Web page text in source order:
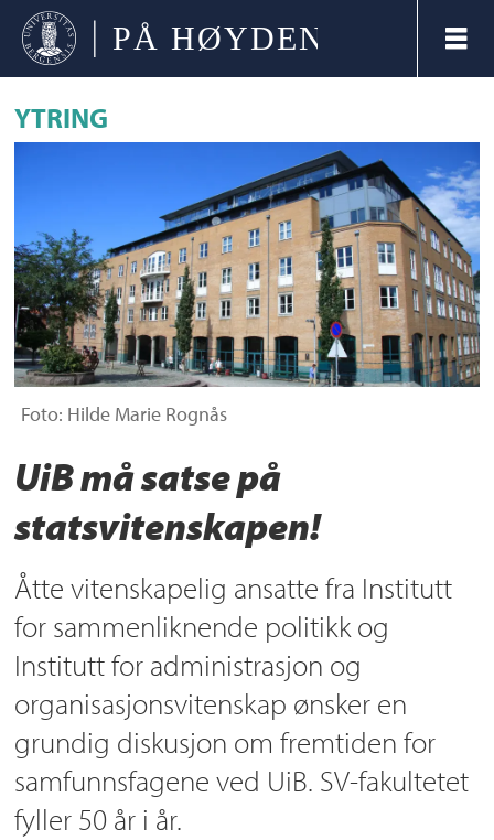
YTRING
Foto: Hilde Marie Rognås
UiB må satse på
statsvitenskapen!
Åtte vitenskapelig ansatte fra Institutt
for sammenliknende politikk og
Institutt for administrasjon og
organisasjonsvitenskap ønsker en
grundig diskusjon om fremtiden for
samfunnsfagene ved UiB. SV-fakultetet
fyller 50 år i år.